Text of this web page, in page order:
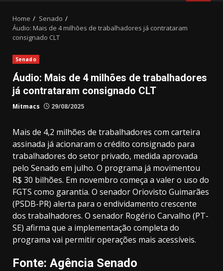
Home
Senado
Áudio: Mais de 4 milhões de trabalhadores já contrataram
consignado CLT
Senado
Áudio: Mais de 4 milhões de trabalhadores
já contrataram consignado CLT
Mitmacs 29/08/2025
Mais de 4,2 milhões de trabalhadores com carteira
assinada já acionaram o crédito consignado para
trabalhadores do setor privado, medida aprovada
pelo Senado em julho. O programa já movimentou
R$ 30 bilhões. Em novembro começa a valer o uso do
FGTS como garantia. O senador Oriovisto Guimarães
(PSDB-PR) alerta para o endividamento crescente
dos trabalhadores. O senador Rogério Carvalho (PT-
SE) afirma que a implementação completa do
programa vai permitir operações mais acessíveis.
Fonte: Agência Senado